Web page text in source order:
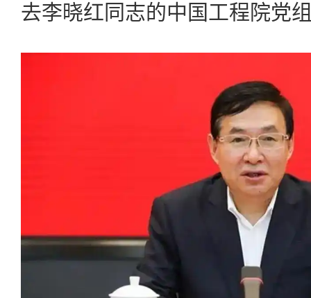
去李晓红同志的中国工程院党